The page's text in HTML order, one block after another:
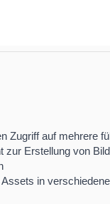
Zugriff auf mehrere
zur Erstellung von
in